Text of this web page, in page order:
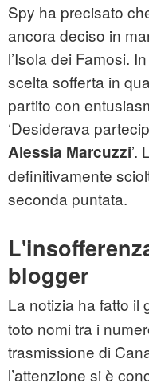
Spy ha precisato
ancora deciso in
l’Isola dei Famosi.
scelta sofferta in
partito con
‘Desiderava
Alessia Marcuzzi’.
definitivamente
seconda puntata.
blogger
La notizia ha fatto il
toto nomi tra i
trasmissione di
l’attenzione si è